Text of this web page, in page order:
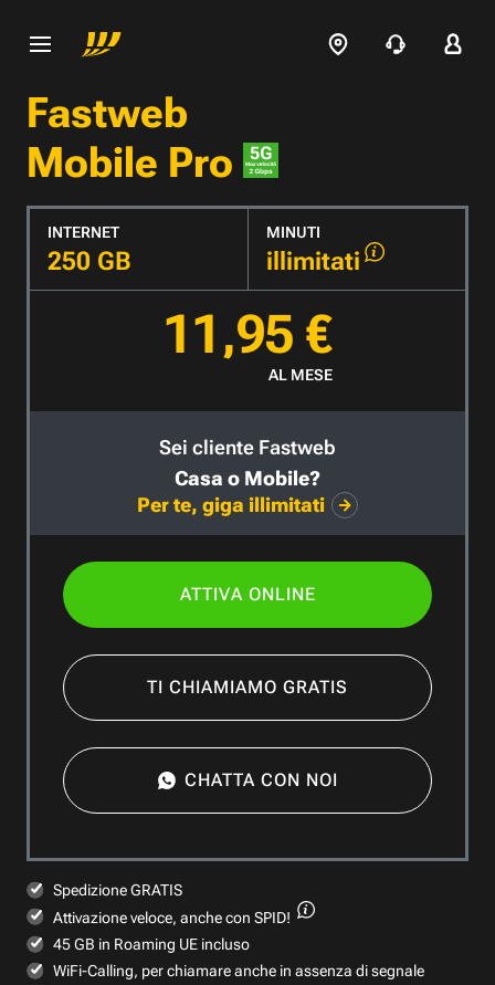
Fastweb
Mobile Pro
INTERNET
250 GB
MINUTI
illimitati
11,95 €
AL MESE
Sei cliente Fastweb
Casa o Mobile?
Per te, giga illimitati
ATTIVA ONLINE
TI CHIAMIAMO GRATIS
CHATTA CON NOI
Spedizione GRATIS
Attivazione veloce, anche con SPID!
45 GB in Roaming UE incluso
WiFi-Calling, per chiamare anche in assenza di segnale